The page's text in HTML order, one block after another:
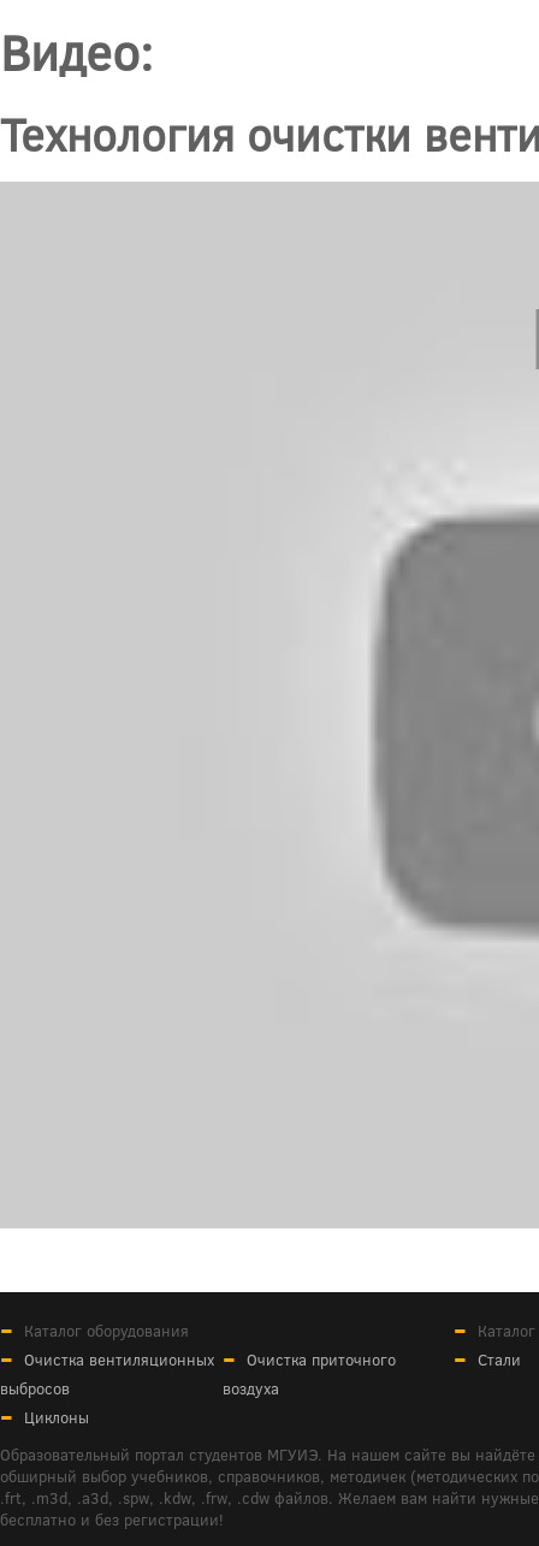
Видео:
Технология очистки
Каталог оборудования
Очистка вентиляционных
выбросов
Очистка приточного
воздуха
Циклоны
Стали
Образовательный портал студентов МГУИЭ. На нашем сайте вы
обширный выбор учебников, справочников, методичек (методических
.frt, .m3d, .a3d, .spw, .kdw, .frw, .cdw файлов. Желаем вам найти
бесплатно и без регистрации!